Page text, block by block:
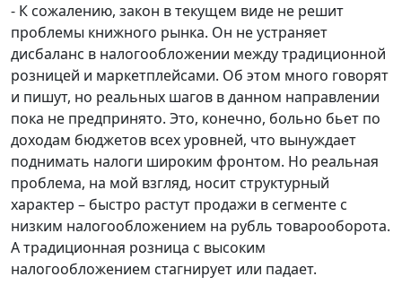
- К сожалению, закон в текущем виде не решит
проблемы книжного рынка. Он не устраняет
дисбаланс в налогообложении между традиционной
розницей и маркетплейсами. Об этом много говорят
и пишут, но реальных шагов в данном направлении
пока не предпринято. Это, конечно, больно бьет по
доходам бюджетов всех уровней, что вынуждает
поднимать налоги широким фронтом. Но реальная
проблема, на мой взгляд, носит структурный
характер – быстро растут продажи в сегменте с
низким налогообложением на рубль товарооборота.
А традиционная розница с высоким
налогообложением стагнирует или падает.